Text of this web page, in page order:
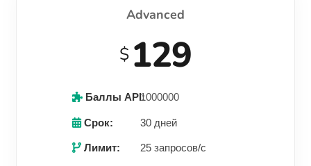
Advanced
$ 129
Баллы API:1000000
Срок: 30 дней
Лимит: 25 запросов/с